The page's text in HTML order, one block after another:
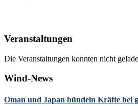
Veranstaltungen
Die Veranstaltungen konnten nicht
Wind-News
Oman und Japan bündeln Kräfte bei